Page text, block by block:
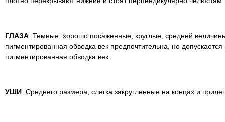
ГЛАЗА: Темные, хорошо посаженные, круглые, средней
пигментированная обводка век предпочтительна, но
пигментированная обводка век.
УШИ: Среднего размера, слегка закругленные на концах и